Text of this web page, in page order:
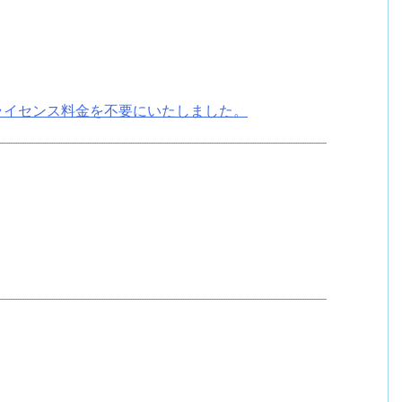
センス料金を不要にいたしました。